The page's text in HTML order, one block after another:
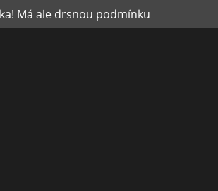
Má ale drsnou podmínku